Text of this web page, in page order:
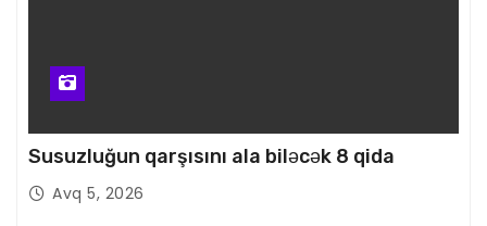
Susuzluğun qarşısını ala biləcək 8 qida
Avq 5, 2026